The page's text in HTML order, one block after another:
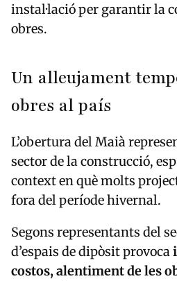
instal·lació per garantir la
obres.
Un alleujament
obres al país
L’obertura del Maià
sector de la construcció,
context en què molts
fora del període hivernal.
Segons representants del
d’espais de dipòsit provoca
costos, alentiment de les